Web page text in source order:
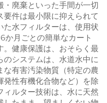
廃棄といった手間が一切
件は最小限に抑えられて
た水フィルターは、使用状
か月ごとの簡単なカート
。健康保護は、おそらく最
のシステムは、水道水中に
有害汚染物質（特定の農
性有機化合物など）を除
ルター技術は、水に天然